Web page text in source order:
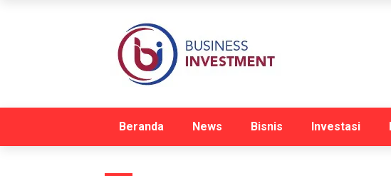
Beranda News Bisnis Investasi